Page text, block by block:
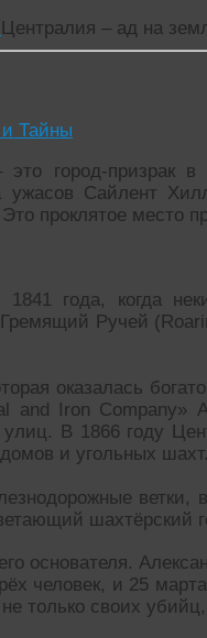
Централия – ад на
и Тайны
город-призрак
ужасов Сайлент
проклятое место
1841 года, когда
Ручей
оказалась
and Iron
улиц. В 1866 году
и угольных
шахтёрский
основателя.
человек, и 25
только своих